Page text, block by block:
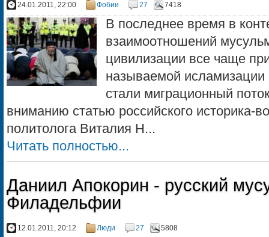
24.01.2011, 22:00 Фобии 27 7418
В последнее время в
взаимоотношений
цивилизации все чаще
называемой
стали миграционный
вниманию статью российского историка-
политолога Виталия Н...
Читать полностью...
Даниил Апокорин - русский
Филадельфии
12.01.2011, 20:12 Люди 27 5808